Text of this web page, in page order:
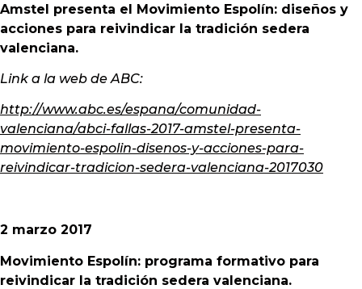
Amstel presenta el Movimiento Espolín: diseños y
acciones para reivindicar la tradición sedera
valenciana.
Link a la web de ABC:
http://www.abc.es/espana/comunidad-
valenciana/abci-fallas-2017-amstel-presenta-
movimiento-espolin-disenos-y-acciones-para-
reivindicar-tradicion-sedera-valenciana-2017030
2 marzo 2017
Movimiento Espolín: programa formativo para
reivindicar la tradición sedera valenciana.